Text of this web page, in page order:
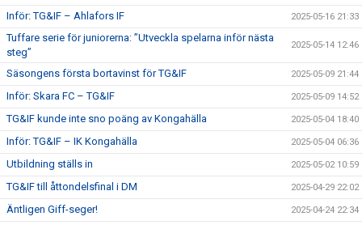
Inför: TG&IF – Ahlafors IF 2025-05-16 21:33
Tuffare serie för juniorerna: ”Utveckla spelarna inför nästa
steg”
2025-05-14 12:46
Säsongens första bortavinst för TG&IF 2025-05-09 21:44
Inför: Skara FC – TG&IF 2025-05-09 14:52
TG&IF kunde inte sno poäng av Kongahälla 2025-05-04 18:40
Inför: TG&IF – IK Kongahälla 2025-05-04 06:36
Utbildning ställs in 2025-05-02 10:59
TG&IF till åttondelsfinal i DM 2025-04-29 22:02
Äntligen Giff-seger! 2025-04-24 22:34